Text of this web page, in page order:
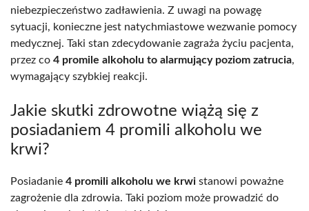
niebezpieczeństwo zadławienia. Z uwagi na powagę
sytuacji, konieczne jest natychmiastowe wezwanie pomocy
medycznej. Taki stan zdecydowanie zagraża życiu pacjenta,
przez co 4 promile alkoholu to alarmujący poziom zatrucia,
wymagający szybkiej reakcji.
Jakie skutki zdrowotne wiążą się z
posiadaniem 4 promili alkoholu we
krwi?
Posiadanie 4 promili alkoholu we krwi stanowi poważne
zagrożenie dla zdrowia. Taki poziom może prowadzić do